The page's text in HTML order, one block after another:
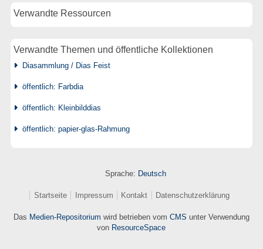
Verwandte Ressourcen
Verwandte Themen und öffentliche Kollektionen
Diasammlung / Dias Feist
öffentlich: Farbdia
öffentlich: Kleinbilddias
öffentlich: papier-glas-Rahmung
Sprache: Deutsch
Startseite Impressum Kontakt Datenschutzerklärung
Das Medien-Repositorium wird betrieben vom CMS unter Verwendung
von ResourceSpace